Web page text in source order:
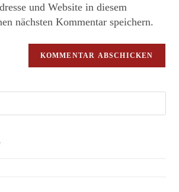
und Website in diesem
nächsten Kommentar speichern.